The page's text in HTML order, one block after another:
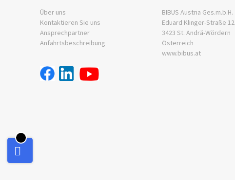
Über uns
Kontaktieren Sie uns
Ansprechpartner
Anfahrtsbeschreibung
BIBUS Austria Ges.m.b.H.
Eduard Klinger-Straße 12
3423 St. Andrä-Wördern
Österreich
www.bibus.at